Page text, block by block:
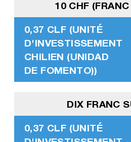
10 CHF
0,37 CLF (UNITÉ
D'INVESTISSEMENT
CHILIEN (UNIDAD
DE FOMENTO))
DIX FRANC
0,37 CLF (UNITÉ